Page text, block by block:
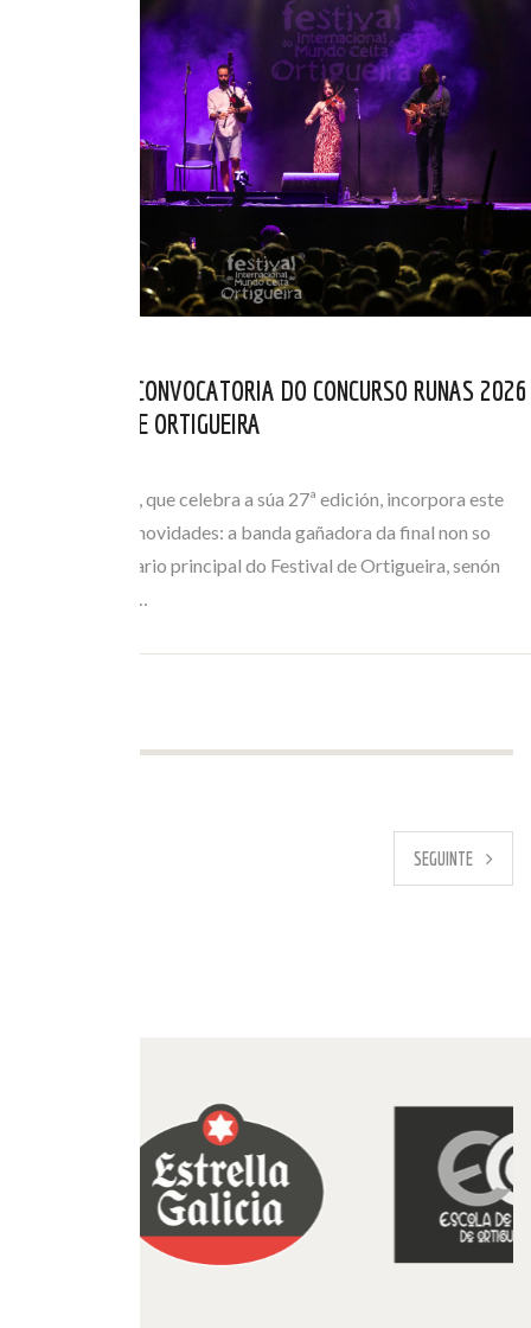
ABERTA NOVA CONVOCATORIA DO CONCURSO RUNAS 2026
DO FESTIVAL DE ORTIGUEIRA
O certame Runas, que celebra a súa 27ª edición, incorpora este
ano importantes novidades: a banda gañadora da final non so
actuará no escenario principal do Festival de Ortigueira, senón
SEGUINTE